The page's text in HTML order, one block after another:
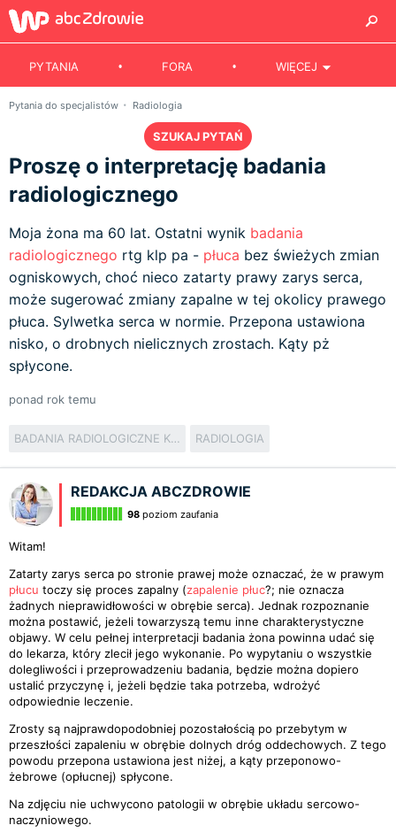
PYTANIA FORA WIĘCEJ
Pytania do specjalistów Radiologia
SZUKAJ PYTAŃ
Proszę o interpretację badania
radiologicznego
Moja żona ma 60 lat. Ostatni wynik badania
radiologicznego rtg klp pa - płuca bez świeżych zmian
ogniskowych, choć nieco zatarty prawy zarys serca,
może sugerować zmiany zapalne w tej okolicy prawego
płuca. Sylwetka serca w normie. Przepona ustawiona
nisko, o drobnych nielicznych zrostach. Kąty pż
spłycone.
ponad rok temu
BADANIA RADIOLOGICZNE KLATKI PIERSIOWEJ RADIOLOGIA
REDAKCJA ABCZDROWIE
98 poziom zaufania
Witam!
Zatarty zarys serca po stronie prawej może oznaczać, że w prawym
płucu toczy się proces zapalny (zapalenie płuc?; nie oznacza
żadnych nieprawidłowości w obrębie serca). Jednak rozpoznanie
można postawić, jeżeli towarzyszą temu inne charakterystyczne
objawy. W celu pełnej interpretacji badania żona powinna udać się
do lekarza, który zlecił jego wykonanie. Po wypytaniu o wszystkie
dolegliwości i przeprowadzeniu badania, będzie można dopiero
ustalić przyczynę i, jeżeli będzie taka potrzeba, wdrożyć
odpowiednie leczenie.
Zrosty są najprawdopodobniej pozostałością po przebytym w
przeszłości zapaleniu w obrębie dolnych dróg oddechowych. Z tego
powodu przepona ustawiona jest niżej, a kąty przeponowo-
żebrowe (opłucnej) spłycone.
Na zdjęciu nie uchwycono patologii w obrębie układu sercowo-
naczyniowego.